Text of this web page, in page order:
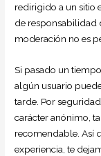
redirigido a un sitio
de responsabilidad
moderación no es
Si pasado un
algún usuario
tarde. Por
carácter anónimo,
recomendable. Así
experiencia, te